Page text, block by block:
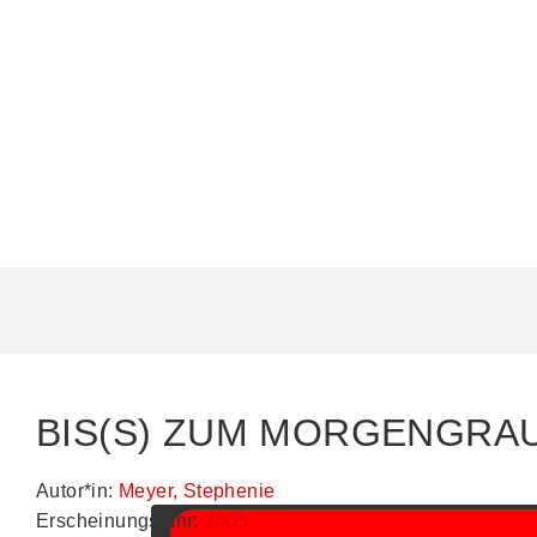
Sie sehen gerade einen Platzhalterinhalt von
BIS(S) ZUM
Autor*in: Meyer, Stephenie
Erscheinungsjahr: 2005